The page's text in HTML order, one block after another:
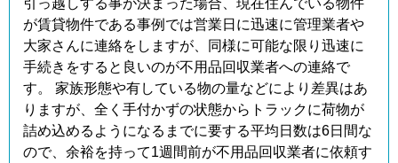
引っ越しする事が決まった場合、現在住んでいる物件
が賃貸物件である事例では営業日に迅速に管理業者や
大家さんに連絡をしますが、同様に可能な限り迅速に
手続きをすると良いのが不用品回収業者への連絡で
す。 家族形態や有している物の量などにより差異はあ
りますが、全く手付かずの状態からトラックに荷物が
詰め込めるようになるまでに要する平均日数は6日間な
ので、余裕を持って1週間前が不用品回収業者に依頼す